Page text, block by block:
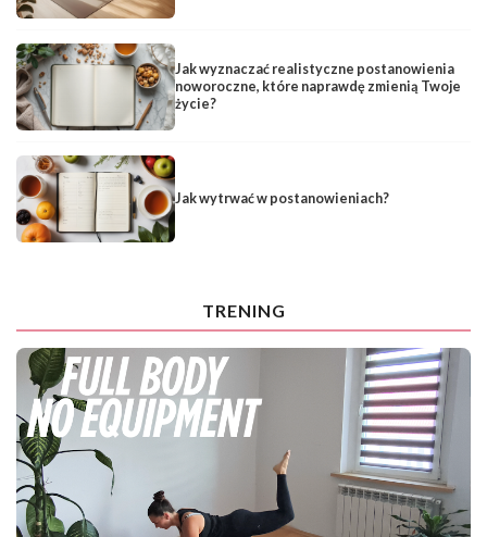
Jak wyznaczać realistyczne postanowienia
noworoczne, które naprawdę zmienią Twoje
życie?
Jak wytrwać w postanowieniach?
TRENING